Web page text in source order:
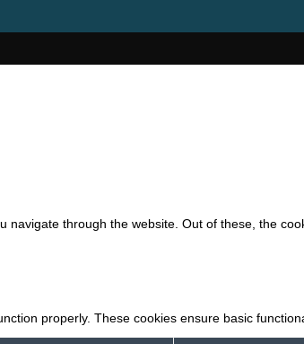
navigate through the website. Out of these, the
properly. These cookies ensure basic